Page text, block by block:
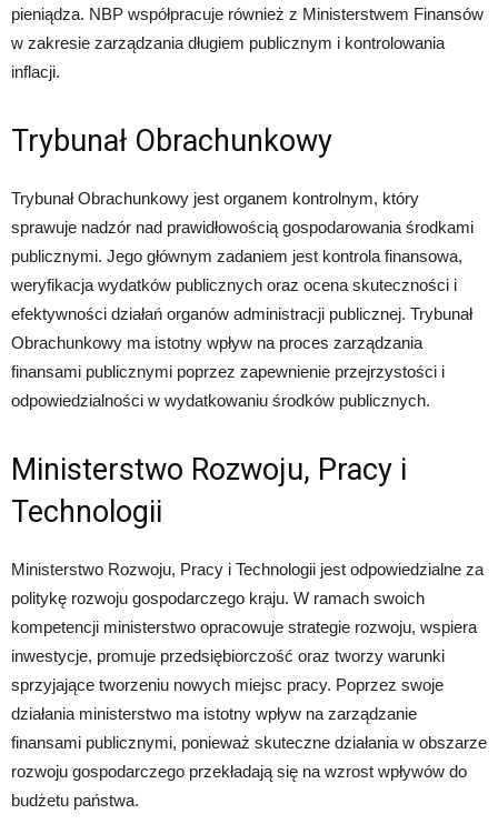
pieniądza. NBP współpracuje również z Ministerstwem Finansów
w zakresie zarządzania długiem publicznym i kontrolowania
inflacji.
Trybunał Obrachunkowy
Trybunał Obrachunkowy jest organem kontrolnym, który
sprawuje nadzór nad prawidłowością gospodarowania środkami
publicznymi. Jego głównym zadaniem jest kontrola finansowa,
weryfikacja wydatków publicznych oraz ocena skuteczności i
efektywności działań organów administracji publicznej. Trybunał
Obrachunkowy ma istotny wpływ na proces zarządzania
finansami publicznymi poprzez zapewnienie przejrzystości i
odpowiedzialności w wydatkowaniu środków publicznych.
Ministerstwo Rozwoju, Pracy i
Technologii
Ministerstwo Rozwoju, Pracy i Technologii jest odpowiedzialne za
politykę rozwoju gospodarczego kraju. W ramach swoich
kompetencji ministerstwo opracowuje strategie rozwoju, wspiera
inwestycje, promuje przedsiębiorczość oraz tworzy warunki
sprzyjające tworzeniu nowych miejsc pracy. Poprzez swoje
działania ministerstwo ma istotny wpływ na zarządzanie
finansami publicznymi, ponieważ skuteczne działania w obszarze
rozwoju gospodarczego przekładają się na wzrost wpływów do
budżetu państwa.